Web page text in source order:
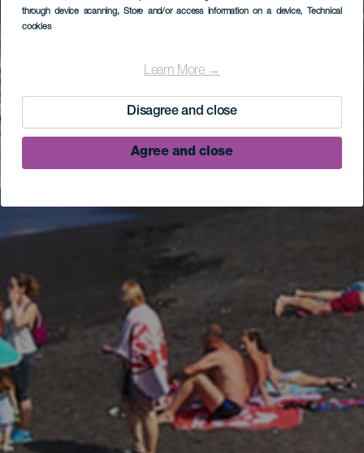
through device scanning, Store and/or access information on a device, Technical
cookies
Learn More →
Disagree and close
Agree and close